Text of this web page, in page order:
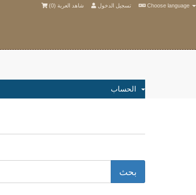
Choose language تسجيل الدخول شاهد العربة (0
)